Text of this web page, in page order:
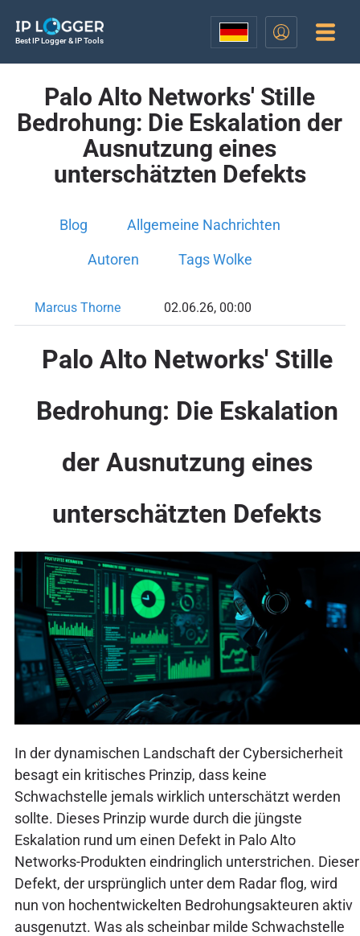
Best IP Logger & IP Tools
Palo Alto Networks' Stille
Bedrohung: Die Eskalation der
Ausnutzung eines
unterschätzten Defekts
Blog Allgemeine Nachrichten
Autoren Tags Wolke
Marcus Thorne 02.06.26, 00:00
Palo Alto Networks' Stille
Bedrohung: Die Eskalation
der Ausnutzung eines
unterschätzten Defekts
In der dynamischen Landschaft der Cybersicherheit
besagt ein kritisches Prinzip, dass keine
Schwachstelle jemals wirklich unterschätzt werden
sollte. Dieses Prinzip wurde durch die jüngste
Eskalation rund um einen Defekt in Palo Alto
Networks-Produkten eindringlich unterstrichen. Dieser
Defekt, der ursprünglich unter dem Radar flog, wird
nun von hochentwickelten Bedrohungsakteuren aktiv
ausgenutzt. Was als scheinbar milde Schwachstelle